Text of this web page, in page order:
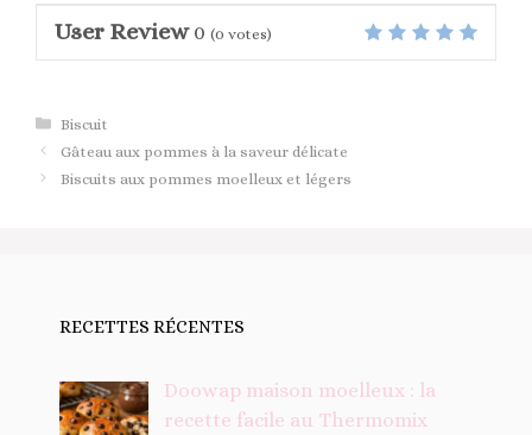
User Review 0 (0 votes)
Catégories
Biscuit
Gâteau aux pommes à la saveur délicate
Biscuits aux pommes moelleux et légers
RECETTES RÉCENTES
Doowap maison moelleux : la
recette facile au Thermomix